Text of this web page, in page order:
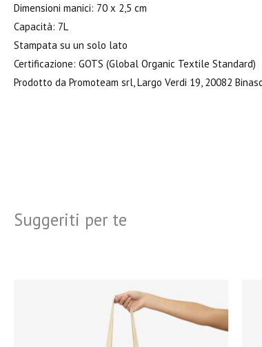
Dimensioni manici: 70 x 2,5 cm
Capacità: 7L
Stampata su un solo lato
Certificazione: GOTS (Global Organic Textile Standard)
Prodotto da Promoteam srl, Largo Verdi 19, 20082
Suggeriti per te